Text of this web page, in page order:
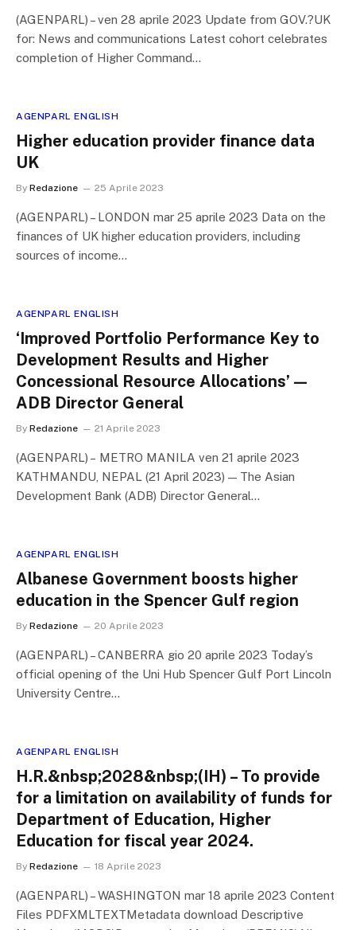
(AGENPARL) – ven 28 aprile 2023 Update from GOV.?UK
for: News and communications Latest cohort celebrates
completion of Higher Command…
AGENPARL ENGLISH
Higher education provider finance data
UK
By Redazione 25 Aprile 2023
(AGENPARL) – LONDON mar 25 aprile 2023 Data on the
finances of UK higher education providers, including
sources of income…
AGENPARL ENGLISH
‘Improved Portfolio Performance Key to
Development Results and Higher
Concessional Resource Allocations’ —
ADB Director General
By Redazione 21 Aprile 2023
(AGENPARL) – METRO MANILA ven 21 aprile 2023
KATHMANDU, NEPAL (21 April 2023) — The Asian
Development Bank (ADB) Director General…
AGENPARL ENGLISH
Albanese Government boosts higher
education in the Spencer Gulf region
By Redazione 20 Aprile 2023
(AGENPARL) – CANBERRA gio 20 aprile 2023 Today’s
official opening of the Uni Hub Spencer Gulf Port Lincoln
University Centre…
AGENPARL ENGLISH
H.R.&nbsp;2028&nbsp;(IH) – To provide
for a limitation on availability of funds for
Department of Education, Higher
Education for fiscal year 2024.
By Redazione 18 Aprile 2023
(AGENPARL) – WASHINGTON mar 18 aprile 2023 Content
Files PDFXMLTEXTMetadata download Descriptive